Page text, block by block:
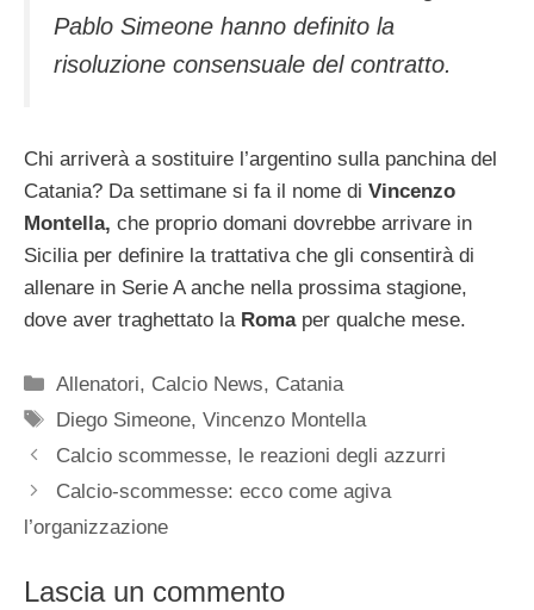
Pablo Simeone hanno definito la
risoluzione consensuale del contratto.
Chi arriverà a sostituire l’argentino sulla panchina del
Catania? Da settimane si fa il nome di Vincenzo
Montella, che proprio domani dovrebbe arrivare in
Sicilia per definire la trattativa che gli consentirà di
allenare in Serie A anche nella prossima stagione,
dove aver traghettato laRoma per qualche mese.
Categorie
Allenatori, Calcio News, Catania
Tag
Diego Simeone,Vincenzo Montella
Calcio scommesse, le reazioni degli azzurri
Calcio-scommesse: ecco come agiva
l’organizzazione
Lascia un commento